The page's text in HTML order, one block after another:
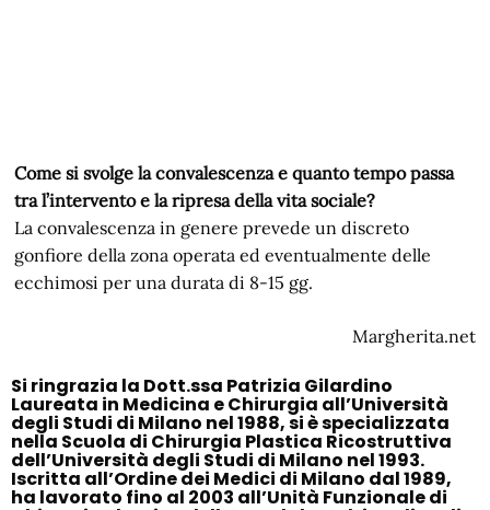
Come si svolge la convalescenza e quanto tempo passa
tra l’intervento e la ripresa della vita sociale?
La convalescenza in genere prevede un discreto
gonfiore della zona operata ed eventualmente delle
ecchimosi per una durata di 8-15 gg.
Margherita.net
Si ringrazia la Dott.ssa Patrizia Gilardino
Laureata in Medicina e Chirurgia all’Università
degli Studi di Milano nel 1988, si è specializzata
nella Scuola di Chirurgia Plastica Ricostruttiva
dell’Università degli Studi di Milano nel 1993.
Iscritta all’Ordine dei Medici di Milano dal 1989,
ha lavorato fino al 2003 all’Unità Funzionale di